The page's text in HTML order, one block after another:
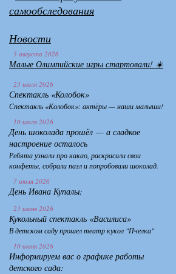
самообследования
Новости
5 августа 2026
Малые Олимпийские игры стартовали! ☀️
23 июля 2026
Спектакль «Колобок»
Спектакль «Колобок»: актёры — наши малыши!
10 июля 2026
День шоколада прошёл — а сладкое
настроение осталось
Ребята узнали про какао, раскрасили свои
конфеты, собрали пазл и попробовали шоколад.
7 июля 2026
День Ивана Купалы:
23 июня 2026
Кукольный спектакль «Василиса»
В детском саду прошел театр кукол "Пчелка"
10 июня 2026
Информируем вас о графике работы
детского сада: